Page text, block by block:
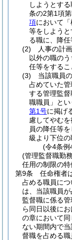
しようとす
条の2第1項
項において
等をしよう
る職に、降任
(2)
人事の計
以外の職の
任等をするこ
(3)
当該職員
占めていた
する管理監
職職員」とい
第1号に掲げ
慮してやむ
員の降任等
級より下位の
(令4条例
(管理監督職勤
任用の制限の特
第9条
任命権者
占める職員に
は、当該職員
監督職に係る
ら同日以後に
の章において同
ない期間内で
督職を占める